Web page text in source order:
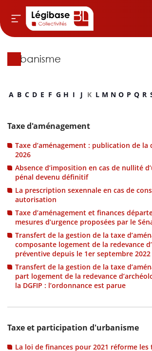
& Élu local
& Finances locales
publique
Urbanisme
A B C D E F G H I J K L M N O P Q R
Taxe d'aménagement
Taxe d’aménagement : publication de
2026
Absence d’imposition en cas de nullité
pénal devenu définitif
La prescription sexennale en cas de
autorisation
Taxe d’aménagement et finances
mesures d’urgence proposées par le
Transfert de la gestion de la taxe
composante logement de la redevance
préventive depuis le 1er septembre 2022
Transfert de la gestion de la taxe
part logement de la redevance
la DGFIP : l’ordonnance est parue
Taxe et participation d'urbanisme
La loi de finances pour 2021 réforme les